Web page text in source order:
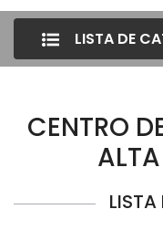
LISTA DE
CENTRO
LISTA